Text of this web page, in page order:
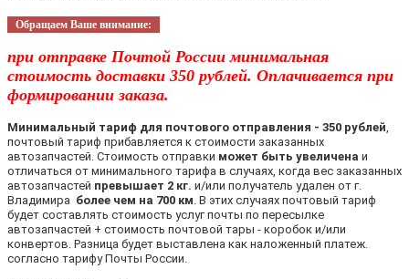
Обращаем Ваше внимание:
при отправке Почтой России минимальная
стоимость доставки 350 рублей. Оплачивается при
формировании заказа.
Минимальный тариф для почтового отправления - 350 рублей,
почтовый тариф прибавляется к стоимости заказанных
автозапчастей. Стоимость отправки может быть увеличена и
отличаться от минимального тарифа в случаях, когда вес заказанных
автозапчастей превышает 2 кг. и/или получатель удален от г.
Владимира более чем на 700 км. В этих случаях почтовый тариф
будет составлять стоимость услуг почты по пересылке
автозапчастей + стоимость почтовой тары - коробок и/или
конвертов. Разница будет выставлена как наложенный платеж.
согласно тарифу Почты России.